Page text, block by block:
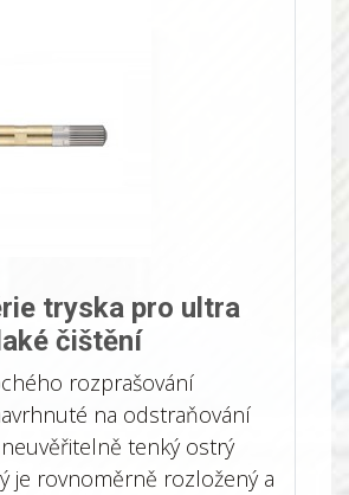
tryska pro ultra
čištění
rozprašování
na odstraňování
tenký ostrý
je rovnoměrně rozložený a